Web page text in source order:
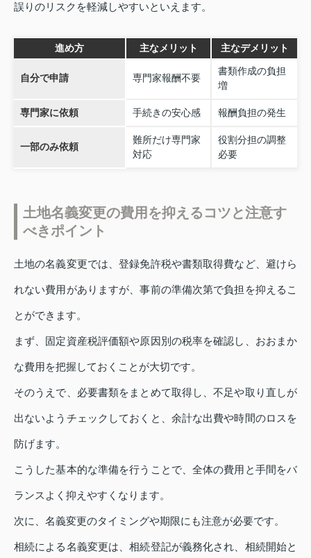
誤りのリスクを軽減しやすいといえます。
進め方 主なメリット 主なデメリット
自分で申請 専門家報酬不要
書類作成の負担
増
専門家に依頼 手続きの安心感 報酬負担の発生
一部のみ依頼
難所だけ専門家
対応
役割分担の調整
必要
土地名義変更の費用を抑えるコツと注意す
べきポイント
土地の名義変更では、登録免許税や書類取得費など、避けら
れない費用がありますが、事前の準備次第で負担を抑えるこ
とができます。
まず、固定資産税評価額や原因別の税率を確認し、おおまか
な費用を把握しておくことが大切です。
そのうえで、必要書類をまとめて取得し、不足や取り直しが
出ないようチェックしておくと、余計な出費や時間のロスを
防げます。
こうした基本的な準備を行うことで、全体の費用と手間をバ
ランスよく抑えやすくなります。
次に、名義変更のタイミングや期限にも注意が必要です。
相続による名義変更は、相続登記が義務化され、相続開始と